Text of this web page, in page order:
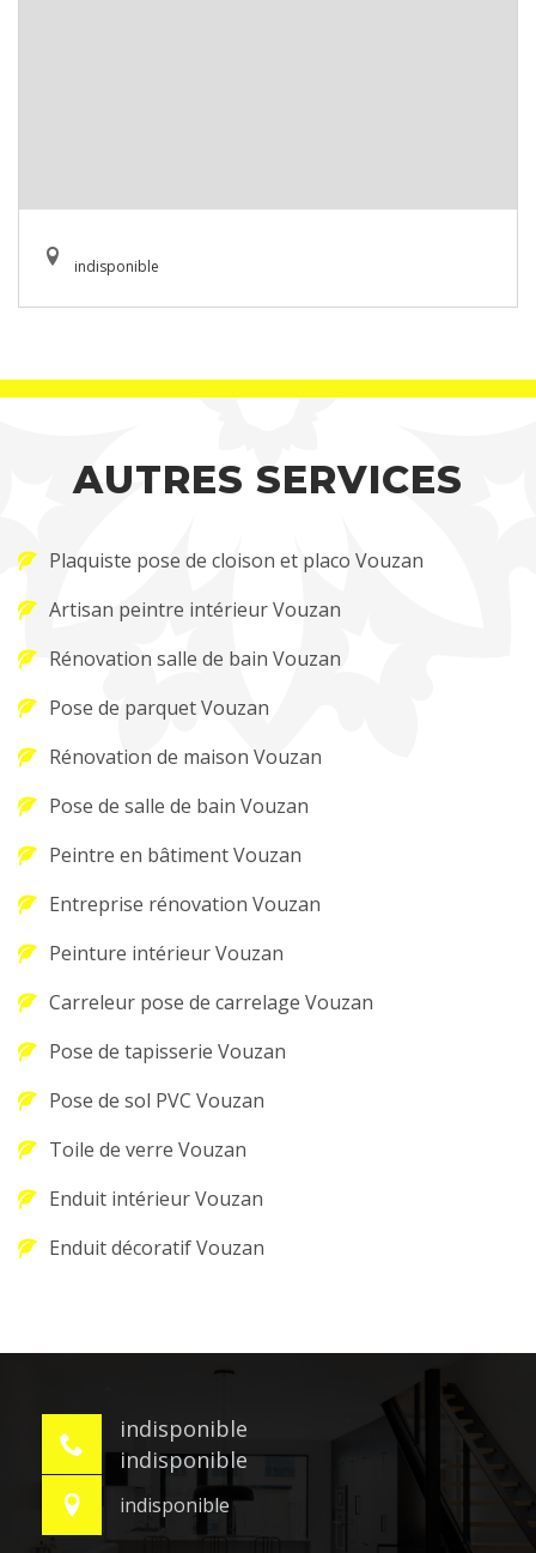
indisponible
AUTRES SERVICES
Plaquiste pose de cloison et placo Vouzan
Artisan peintre intérieur Vouzan
Rénovation salle de bain Vouzan
Pose de parquet Vouzan
Rénovation de maison Vouzan
Pose de salle de bain Vouzan
Peintre en bâtiment Vouzan
Entreprise rénovation Vouzan
Peinture intérieur Vouzan
Carreleur pose de carrelage Vouzan
Pose de tapisserie Vouzan
Pose de sol PVC Vouzan
Toile de verre Vouzan
Enduit intérieur Vouzan
Enduit décoratif Vouzan
indisponible
indisponible
indisponible